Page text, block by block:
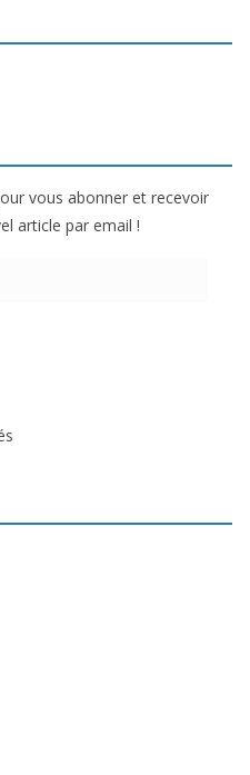
vous abonner et recevoir
article par email !